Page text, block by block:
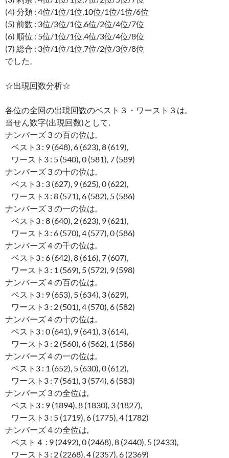
(4) 分類 : 4位/1位/1位,10位/1位/1位/6位
(5) 前数 : 3位/3位/1位,6位/2位/4位/7位
(6) 順位 : 5位/1位/1位,4位/3位/4位/8位
(7) 総合 : 3位/1位/1位,7位/2位/3位/8位
でした。
☆出現回数分析☆
各位の全回の出現回数のベスト３・ワースト３は,
当せん数字(出現回数)として,
ナンバーズ３の百の位は,
ベスト3 : 9 (648), 6 (623), 8 (619),
ワースト3 : 5 (540), 0 (581), 7 (589)
ナンバーズ３の十の位は,
ベスト3 : 3 (627), 9 (625), 0 (622),
ワースト3 : 8 (571), 6 (582), 5 (586)
ナンバーズ３の一の位は,
ベスト3 : 8 (640), 2 (623), 9 (621),
ワースト3 : 6 (570), 4 (577), 0 (586)
ナンバーズ４の千の位は,
ベスト3 : 6 (642), 8 (616), 7 (607),
ワースト3 : 1 (569), 5 (572), 9 (598)
ナンバーズ４の百の位は,
ベスト3 : 9 (653), 5 (634), 3 (629),
ワースト3 : 2 (501), 4 (570), 6 (582)
ナンバーズ４の十の位は,
ベスト3 : 0 (641), 9 (641), 3 (614),
ワースト3 : 2 (560), 6 (562), 1 (586)
ナンバーズ４の一の位は,
ベスト3 : 1 (652), 5 (630), 0 (612),
ワースト3 : 7 (561), 3 (574), 6 (583)
ナンバーズ３の全位は,
ベスト3 : 9 (1894), 8 (1830), 3 (1827),
ワースト3 : 5 (1719), 6 (1775), 4 (1782)
ナンバーズ４の全位は,
ベスト４ : 9 (2492), 0 (2468), 8 (2440), 5 (2433),
ワースト3 : 2 (2268), 4 (2357), 6 (2369)